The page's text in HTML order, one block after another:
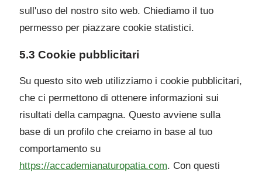
sull'uso del nostro sito web. Chiediamo il tuo
permesso per piazzare cookie statistici.
5.3 Cookie pubblicitari
Su questo sito web utilizziamo i cookie pubblicitari,
che ci permettono di ottenere informazioni sui
risultati della campagna. Questo avviene sulla
base di un profilo che creiamo in base al tuo
comportamento su
https://accademianaturopatia.com. Con questi